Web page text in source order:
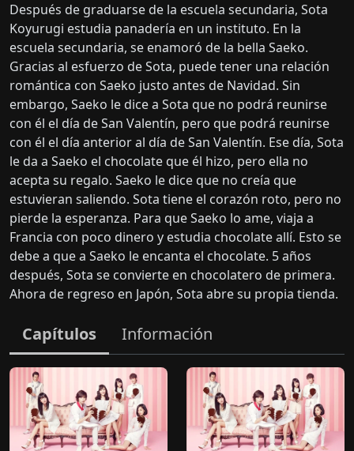
Después de graduarse de la escuela secundaria, Sota
Koyurugi estudia panadería en un instituto. En la
escuela secundaria, se enamoró de la bella Saeko.
Gracias al esfuerzo de Sota, puede tener una relación
romántica con Saeko justo antes de Navidad. Sin
embargo, Saeko le dice a Sota que no podrá reunirse
con él el día de San Valentín, pero que podrá reunirse
con él el día anterior al día de San Valentín. Ese día, Sota
le da a Saeko el chocolate que él hizo, pero ella no
acepta su regalo. Saeko le dice que no creía que
estuvieran saliendo. Sota tiene el corazón roto, pero no
pierde la esperanza. Para que Saeko lo ame, viaja a
Francia con poco dinero y estudia chocolate allí. Esto se
debe a que a Saeko le encanta el chocolate. 5 años
después, Sota se convierte en chocolatero de primera.
Ahora de regreso en Japón, Sota abre su propia tienda.
Capítulos Información